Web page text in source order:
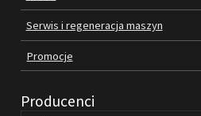
PROMOCJE
REGULAMIN
KATALOGI
OBRABIARKI DO DREWNA
SILNIKI ELEKTRYCZNE
Serwis i regeneracja maszyn
Promocje
Producenci